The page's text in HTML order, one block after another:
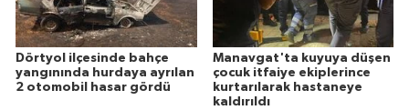
Dörtyol ilçesinde bahçe
yangınında hurdaya ayrılan
2 otomobil hasar gördü
Manavgat'ta kuyuya düşen
çocuk itfaiye ekiplerince
kurtarılarak hastaneye
kaldırıldı